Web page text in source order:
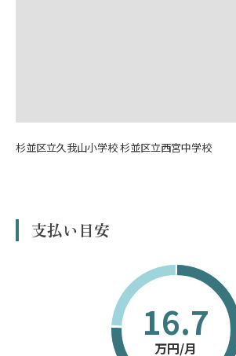
杉並区立久我山小学校 杉並区立西宮中学校
支払い目安
16.7
万円/月